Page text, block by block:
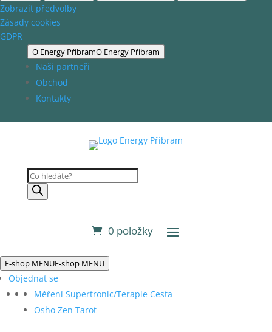
Zobrazit předvolby
Zásady cookies
GDPR
O Energy PříbramO Energy Příbram
Naši partneři
Obchod
Kontakty
Products
search
0 položky
E-shop MENUE-shop MENU
Objednat se
Měření Supertronic/Terapie Cesta
Osho Zen Tarot